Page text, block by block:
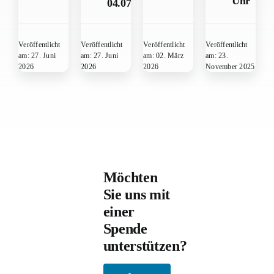
Veröffentlicht
am: 27. Juni
2026
04.07.2026
Veröffentlicht
am: 27. Juni
2026
Veröffentlicht
am: 02. März
2026
Veröffentlicht
am: 23.
November 2025
Möchten
Sie uns mit
einer
Spende
unterstützen?